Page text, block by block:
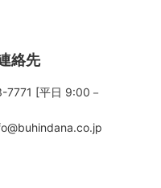
絡先
[平日 9:00－